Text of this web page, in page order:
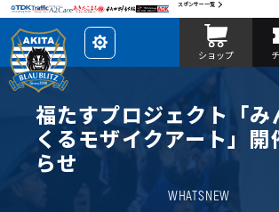
スポンサー一覧
レ
イ
ア
を
カ
ス
タ
マ
ショップ
福たすプロジェクト「み
くるモザイクアート」開
らせ
WHATSNEW